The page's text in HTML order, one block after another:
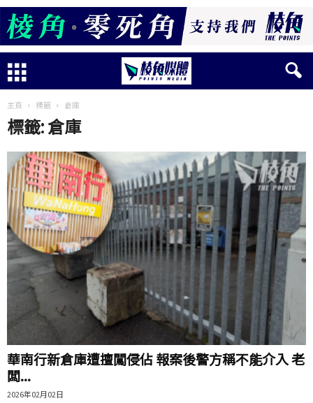
主頁 標籤 倉庫
標籤: 倉庫
華南行新倉庫遭擅闖侵佔 報案後警方稱不能介入 老
闆...
2026年02月02日